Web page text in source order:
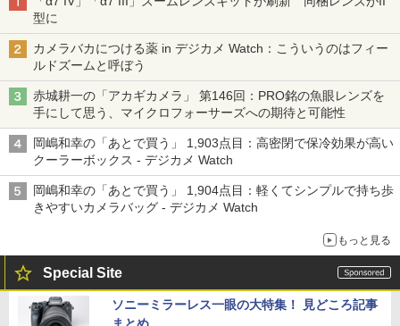
型に
カメラバカにつける薬 in デジカメ Watch：こういうのはフィー
ルドズームと呼ぼう
赤城耕一の「アカギカメラ」 第146回：PRO銘の魚眼レンズを
手にして思う、マイクロフォーサーズへの期待と可能性
岡嶋和幸の「あとで買う」 1,903点目：高密閉で保冷効果が高い
クーラーボックス - デジカメ Watch
岡嶋和幸の「あとで買う」 1,904点目：軽くてシンプルで持ち歩
きやすいカメラバッグ - デジカメ Watch
もっと見る
Special Site
ソニーミラーレス一眼の大特集！ 見どころ記事